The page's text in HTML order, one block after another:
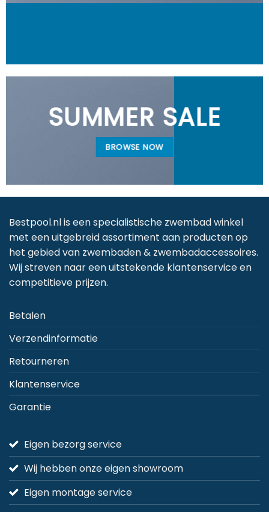
SUMMER SALE
BROWSE NOW
Bestpool.nl is een specialistische zwembad winkel
met een uitgebreid assortiment aan producten op
het gebied van zwembaden & zwembadaccessoires.
Wij streven naar een uitstekende klantenservice en
competitieve prijzen.
Betalen
Verzendinformatie
Retourneren
Klantenservice
Garantie
Eigen bezorg service
Wij hebben onze eigen showroom
Eigen montage service